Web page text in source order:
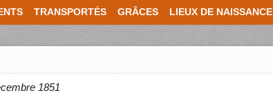
TRANSPORTÉS GRÂCES LIEUX DE NAISSANCE
1851